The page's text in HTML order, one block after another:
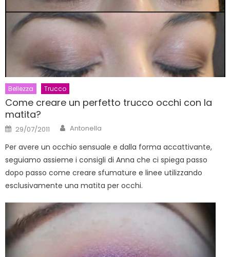
Bellezza Trucco
Come creare un perfetto trucco occhi con la
matita?
Posted
on
29/07/2011 Author
Antonella
Per avere un occhio sensuale e dalla forma accattivante,
seguiamo assieme i consigli di Anna che ci spiega passo
dopo passo come creare sfumature e linee utilizzando
esclusivamente una matita per occhi.